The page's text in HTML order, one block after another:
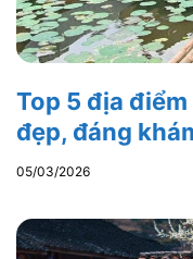
Top 5 địa
đẹp, đáng
05/03/2026